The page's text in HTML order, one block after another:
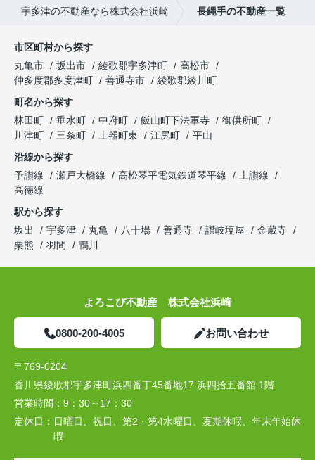
宇多津の不動産なら株式会社浜崎 長縄手の不動産一覧
市区町村から探す
丸亀市
坂出市 綾歌郡宇多津町
高松市
仲多度郡多度津町
善通寺市
綾歌郡綾川町
町名から探す
林田町
垂水町 中府町 飯山町下法軍寺
御供所町
川津町
三条町 土器町東 江尻町
平山
沿線から探す
予讃線
瀬戸大橋線 高松琴平電気鉄道琴平線
土讃線
高徳線
駅から探す
坂出
宇多津 丸亀 八十場 善通寺 讃岐塩屋
金蔵寺
栗熊
羽間 鴨川
よろこび不動産 株式会社浜崎
0800-200-4005 お問い合わせ
〒769-0204
香川県綾歌郡宇多津町浜四番丁45番地17 浜四拾五番館 1階
営業時間： 9：30～17：30
定休日： 日曜日、祝日、第2・第4水曜日、夏期休暇、年末年始休
暇